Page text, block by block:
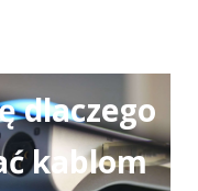
dlaczego
kablom